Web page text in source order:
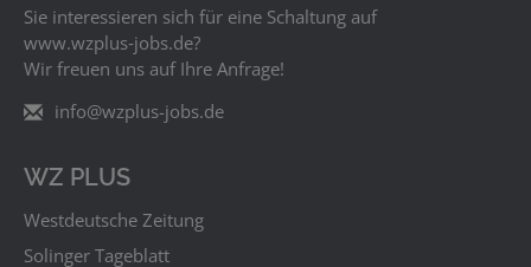
Sie interessieren sich für eine Schaltung auf
www.wzplus‑jobs.de?
Wir freuen uns auf Ihre Anfrage!
info@wzplus-jobs.de
WZ PLUS
Westdeutsche Zeitung
Solinger Tageblatt